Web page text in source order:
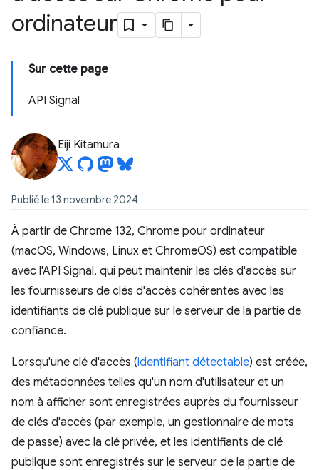
ordinateur
Sur cette page
API Signal
Eiji Kitamura
Publié le 13 novembre 2024
À partir de Chrome 132, Chrome pour ordinateur
(macOS, Windows, Linux et ChromeOS) est compatible
avec l'API Signal, qui peut maintenir les clés d'accès sur
les fournisseurs de clés d'accès cohérentes avec les
identifiants de clé publique sur le serveur de la partie de
confiance.
Lorsqu'une clé d'accès (identifiant détectable) est créée,
des métadonnées telles qu'un nom d'utilisateur et un
nom à afficher sont enregistrées auprès du fournisseur
de clés d'accès (par exemple, un gestionnaire de mots
de passe) avec la clé privée, et les identifiants de clé
publique sont enregistrés sur le serveur de la partie de